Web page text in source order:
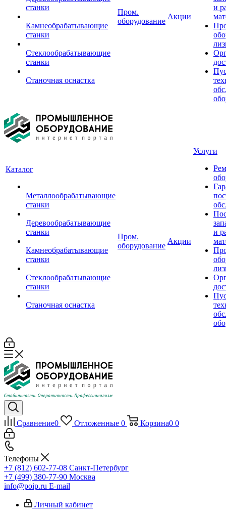
станки
Камнеобрабатывающие
станки
Стеклообрабатывающие
станки
Станочная оснастка
Пром.
оборудование
Акции
и
Каталог
Металлообрабатывающие
станки
Деревообрабатывающие
станки
Камнеобрабатывающие
станки
Стеклообрабатывающие
станки
Станочная оснастка
Пром.
оборудование
Акции
Услуги
и
Сравнение0 Отложенные 0 Корзина0 0
Телефоны
+7 (812) 602-77-08 Санкт-Петербург
+7 (499) 380-77-90 Москва
info@poip.ru E-mail
Личный кабинет